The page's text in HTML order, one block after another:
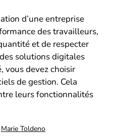
d’une entreprise
des travailleurs,
et de respecter
solutions digitales
vous devez choisir
de gestion. Cela
leurs fonctionnalités
Marie Toldeno